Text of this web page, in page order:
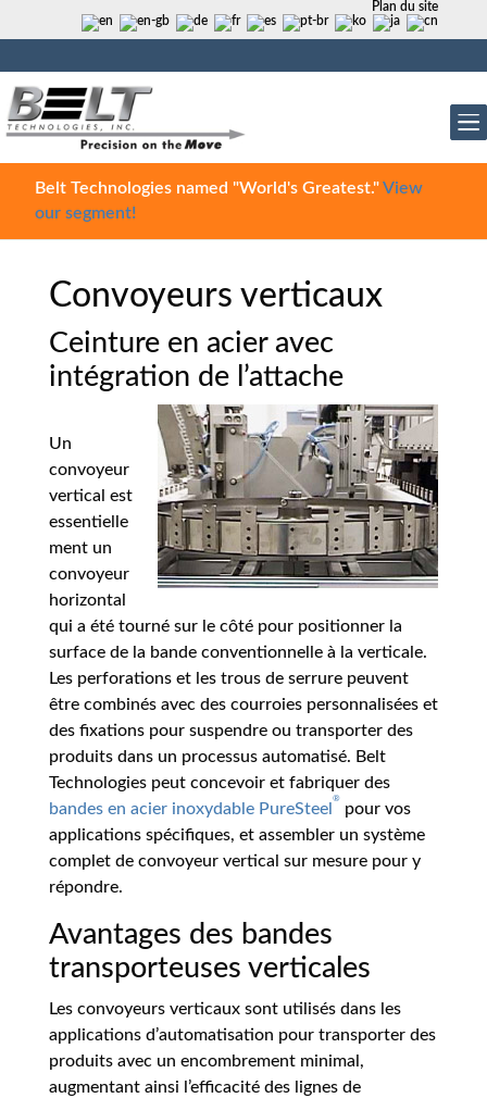
Plan du site
Belt Technologies named "World's Greatest."View
our segment!
Convoyeurs verticaux
Ceinture en acier avec
intégration de l’attache
Un
convoyeur
vertical est
essentielle
ment un
convoyeur
horizontal
qui a été tourné sur le côté pour positionner la
surface de la bande conventionnelle à la verticale.
Les perforations et les trous de serrure peuvent
être combinés avec des courroies personnalisées et
des fixations pour suspendre ou transporter des
produits dans un processus automatisé. Belt
Technologies peut concevoir et fabriquer des
bandes en acier inoxydable PureSteel
®
pour vos
applications spécifiques, et assembler un système
complet de convoyeur vertical sur mesure pour y
répondre.
Avantages des bandes
transporteuses verticales
Les convoyeurs verticaux sont utilisés dans les
applications d’automatisation pour transporter des
produits avec un encombrement minimal,
augmentant ainsi l’efficacité des lignes de